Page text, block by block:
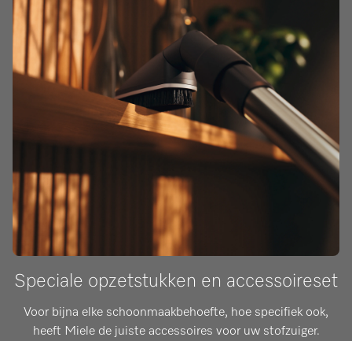
Speciale opzetstukken en accessoireset
Voor bijna elke schoonmaakbehoefte, hoe specifiek ook,
heeft Miele de juiste accessoires voor uw stofzuiger.